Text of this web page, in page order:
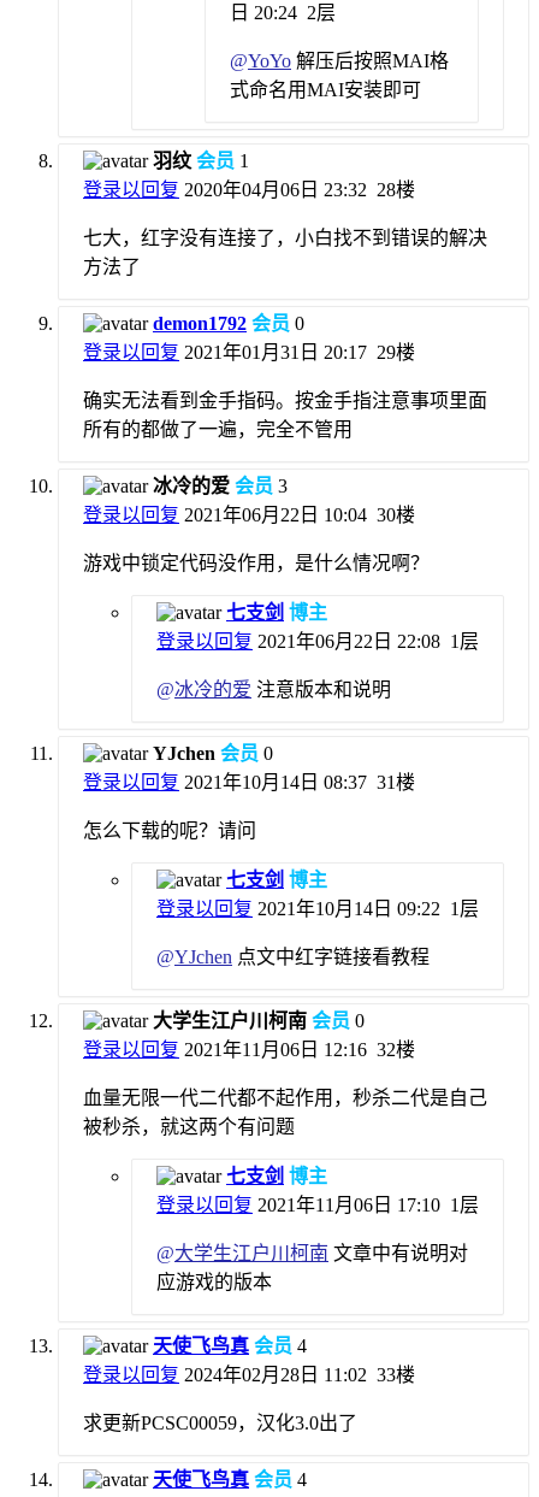
日 20:24 2层
@YoYo 解压后按照MAI格
式命名用MAI安装即可
羽纹 会员 1
登录以回复 2020年04月06日 23:32 28楼
七大，红字没有连接了，小白找不到错误的解决
方法了
demon1792 会员 0
登录以回复 2021年01月31日 20:17 29楼
确实无法看到金手指码。按金手指注意事项里面
所有的都做了一遍，完全不管用
冰冷的爱 会员 3
登录以回复 2021年06月22日 10:04 30楼
游戏中锁定代码没作用，是什么情况啊？
七支剑 博主
登录以回复 2021年06月22日 22:08 1层
@冰冷的爱 注意版本和说明
YJchen 会员 0
登录以回复 2021年10月14日 08:37 31楼
怎么下载的呢？请问
七支剑 博主
登录以回复 2021年10月14日 09:22 1层
@YJchen 点文中红字链接看教程
大学生江户川柯南 会员 0
登录以回复 2021年11月06日 12:16 32楼
血量无限一代二代都不起作用，秒杀二代是自己
被秒杀，就这两个有问题
七支剑 博主
登录以回复 2021年11月06日 17:10 1层
@大学生江户川柯南 文章中有说明对
应游戏的版本
天使飞鸟真 会员 4
登录以回复 2024年02月28日 11:02 33楼
求更新PCSC00059，汉化3.0出了
天使飞鸟真 会员 4